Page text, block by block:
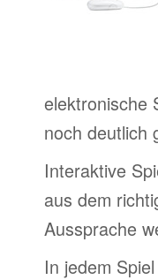
elektronische
noch deutlich
Interaktive
aus dem
Aussprache
In jedem